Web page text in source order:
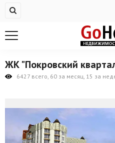
Купить квартиру
На сутки
Дома/коттеджи/участки
Комерческая
ЖК "Покровский
6427 всего, 60 за месяц, 15 за